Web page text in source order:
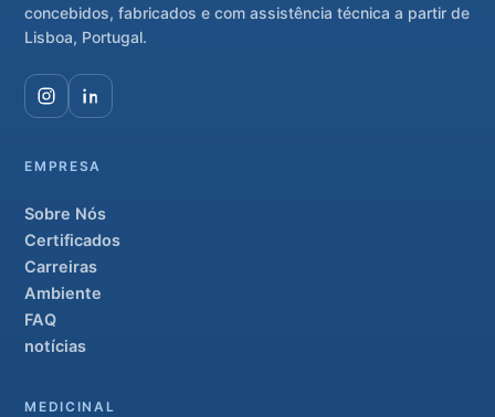
concebidos, fabricados e com assistência técnica a partir de
Lisboa, Portugal.
EMPRESA
Sobre Nós
Certificados
Carreiras
Ambiente
FAQ
notícias
MEDICINAL